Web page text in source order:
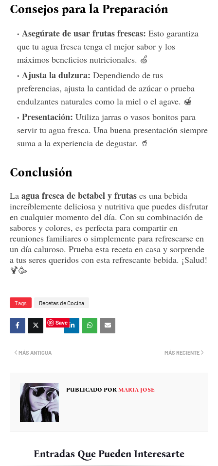
Consejos para la Preparación
Asegúrate de usar frutas frescas: Esto garantiza
que tu agua fresca tenga el mejor sabor y los
máximos beneficios nutricionales. 🍏
Ajusta la dulzura: Dependiendo de tus
preferencias, ajusta la cantidad de azúcar o prueba
endulzantes naturales como la miel o el agave. 🍯
Presentación: Utiliza jarras o vasos bonitos para
servir tu agua fresca. Una buena presentación siempre
suma a la experiencia de degustar. 🥤
Conclusión
La agua fresca de betabel y frutas es una bebida
increíblemente deliciosa y nutritiva que puedes disfrutar
en cualquier momento del día. Con su combinación de
sabores y colores, es perfecta para compartir en
reuniones familiares o simplemente para refrescarse en
un día caluroso. Prueba esta receta en casa y sorprende
a tus seres queridos con esta refrescante bebida. ¡Salud!
🍹🥳
Tags Recetas de Cocina
Save
MÁS RECIENTE
MÁS ANTIGUA
PUBLICADO POR MARIA JOSE
Entradas Que Pueden Interesarte